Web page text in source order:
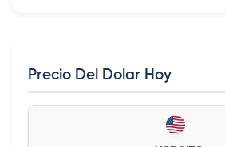
Precio Del Dolar Hoy